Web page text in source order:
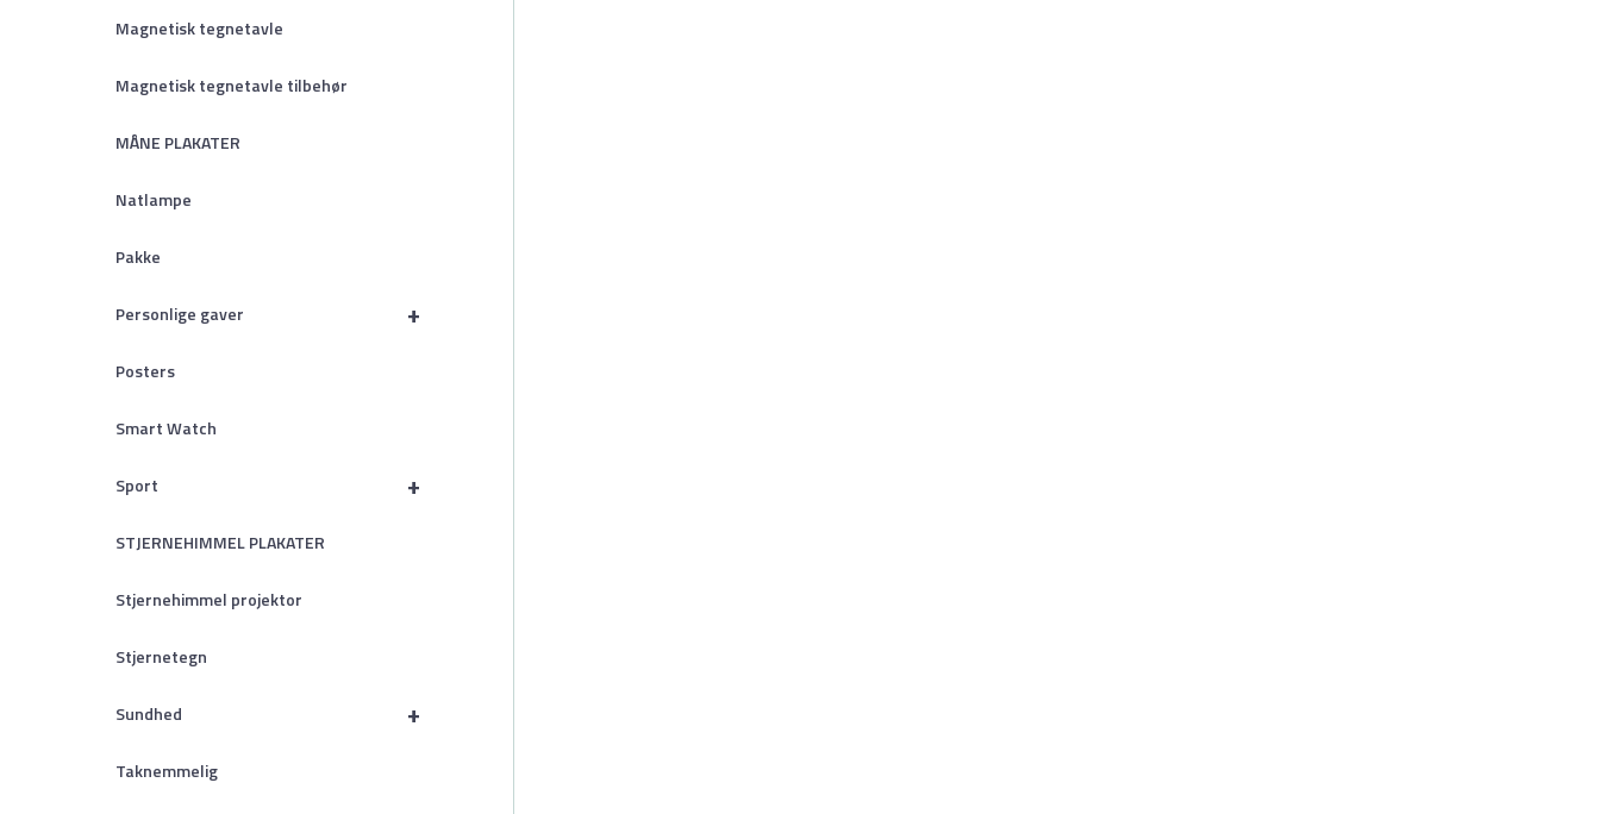
Magnetisk tegnetavle
Magnetisk tegnetavle tilbehør
MÅNE PLAKATER
Natlampe
Pakke
+
Personlige gaver
Posters
Smart Watch
+
Sport
STJERNEHIMMEL PLAKATER
Stjernehimmel projektor
Stjernetegn
+
Sundhed
Taknemmelig